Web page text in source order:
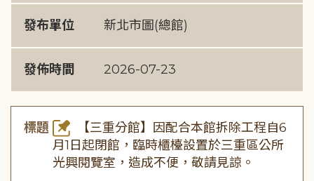
發布單位 新北市圖(總館)
發佈時間 2026-07-23
標題
【三重分館】因配合本館拆除工程自6
月1日起閉館，臨時櫃檯設置於三重區公所
光興閱覽室，造成不便，敬請見諒。